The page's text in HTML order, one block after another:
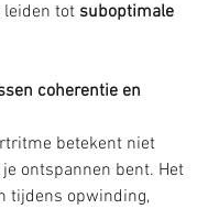
leiden tot suboptimale
coherentie en
betekent niet
ontspannen bent. Het
tijdens opwinding,